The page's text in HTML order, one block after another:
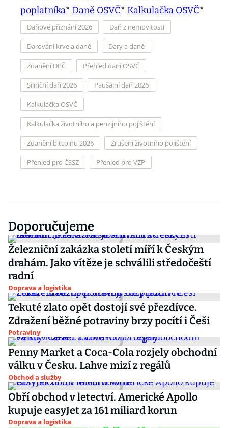
poplatníka* Daně OSVČ* Kalkulačka OSVČ*
Daňové přiznání 2026 Daň z nemovitosti
Darování krve a daně Dary a daně
Zdanění DPČ Přehled daní OSVČ
Silniční daň 2026 Paušální daň 2026
Kalkulačka OSVČ
Kalkulačka životního a penzijního pojištění
Zdanění bitcoinu 2026 Zrušení životního pojištění
Přehled pro ČSSZ Přehled pro VZP
Doporučujeme
Železniční zakázka století míří k Českým
drahám. Jako vítěze je schválili středočeští
radní
Doprava a logistika
Tekuté zlato opět dostojí své přezdívce.
Zdražení běžné potraviny brzy pocítí i Češi
Potraviny
Penny Market a Coca-Cola rozjely obchodní
válku v Česku. Lahve mizí z regálů
Obchod a služby
Obří obchod v letectví. Americké Apollo
kupuje easyJet za 161 miliard korun
Doprava a logistika